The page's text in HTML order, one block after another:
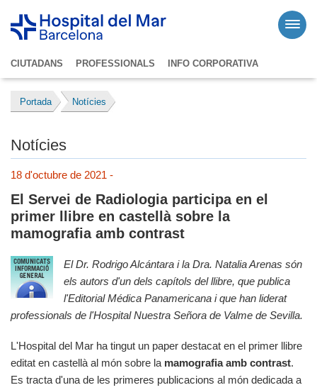
CIUTADANS PROFESSIONALS INFO CORPORATIVA
Portada Notícies
Notícies
18 d'octubre de 2021 -
El Servei de Radiologia participa en el
primer llibre en castellà sobre la
mamografia amb contrast
El Dr. Rodrigo Alcántara i la Dra. Natalia Arenas són
els autors d'un dels capítols del llibre, que publica
l'Editorial Médica Panamericana i que han liderat
professionals de l'Hospital Nuestra Señora de Valme de Sevilla.
L'Hospital del Mar ha tingut un paper destacat en el primer llibre
editat en castellà al món sobre la mamografia amb contrast.
Es tracta d'una de les primeres publicacions al món dedicada a